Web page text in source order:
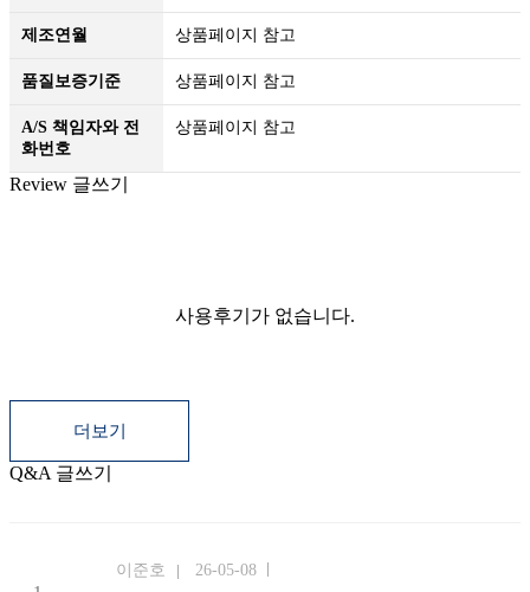
제조연월 상품페이지 참고
품질보증기준 상품페이지 참고
A/S 책임자와 전
화번호
상품페이지 참고
Review 글쓰기
사용후기가 없습니다.
더보기
Q&A 글쓰기
이준호 26-05-08